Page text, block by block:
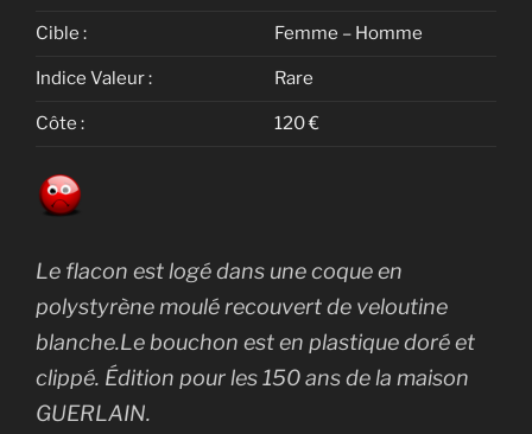
Cible : Femme – Homme
Indice Valeur : Rare
Côte : 120 €
Le flacon est logé dans une coque en
polystyrène moulé recouvert de veloutine
blanche.Le bouchon est en plastique doré et
clippé. Édition pour les 150 ans de la maison
GUERLAIN.